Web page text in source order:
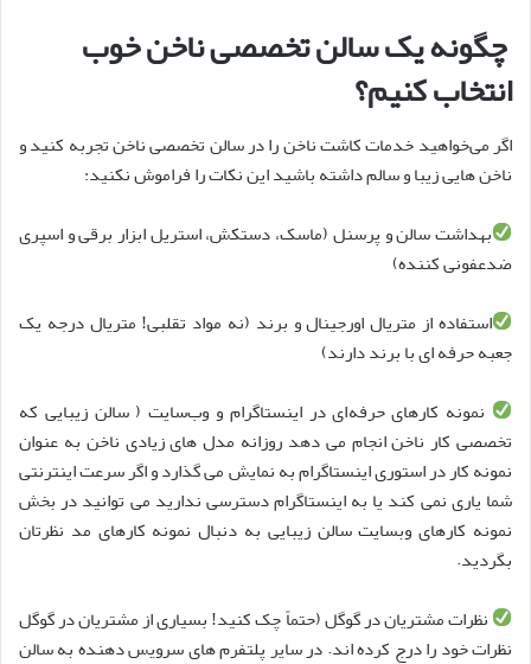
چگونه یک سالن تخصصی ناخن خوب
انتخاب کنیم؟
اگر میخواهید خدمات کاشت ناخن را در سالن تخصصی ناخن تجربه کنید و
ناخن هایی زیبا و سالم داشته باشید این نکات را فراموش نکنید:
بهداشت سالن و پرسنل (ماسک، دستکش، استریل ابزار برقی و اسپری
ضدعفونی کننده)
استفاده از متریال اورجینال و برند (نه مواد تقلبی! متریال درجه یک
جعبه حرفه ای با برند دارند)
نمونه کارهای حرفهای در اینستاگرام و وبسایت ( سالن زیبایی که
تخصصی کار ناخن انجام می دهد روزانه مدل های زیادی ناخن به عنوان
نمونه کار در استوری اینستاگرام به نمایش می گذارد و اگر سرعت اینترنتی
شما یاری نمی کند یا به اینستاگرام دسترسی ندارید می توانید در بخش
نمونه کارهای وبسایت سالن زیبایی به دنبال نمونه کارهای مد نظرتان
بگردید.
نظرات مشتریان در گوگل (حتماً چک کنید! بسیاری از مشتریان در گوگل
نظرات خود را درج کرده اند. در سایر پلتفرم های سرویس دهنده به سالن